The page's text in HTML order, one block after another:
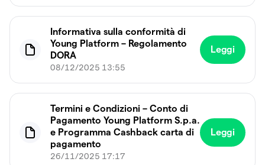
Informativa sulla conformità di
Young Platform – Regolamento
DORA
08/12/2025 13:55
Leggi
Termini e Condizioni – Conto di
Pagamento Young Platform S.p.a.
e Programma Cashback carta di
pagamento
26/11/2025 17:17
Leggi